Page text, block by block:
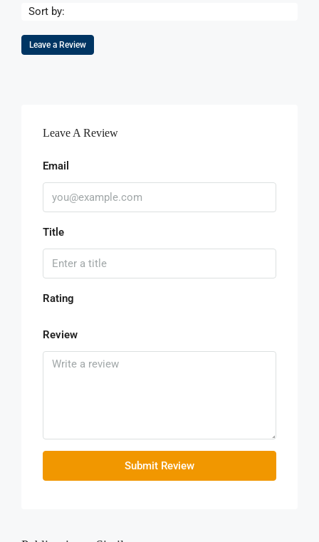
Sort by:
Leave a Review
Leave A Review
Email
Title
Rating
Review
Submit Review